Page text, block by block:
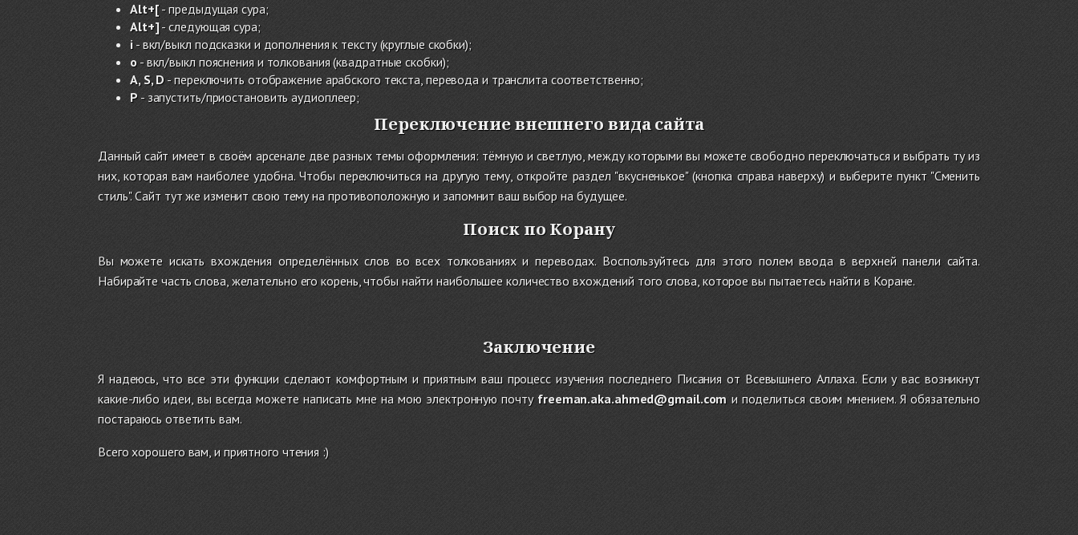
Alt+[- предыдущая сура;
Alt+]- следующая сура;
i- вкл/выкл подсказки и дополнения к тексту (круглые скобки);
o- вкл/выкл пояснения и толкования (квадратные скобки);
A, S, D - переключить отображение арабского текста, перевода и транслита соответственно;
P- запустить/приостановить аудиоплеер;
Переключение внешнего вида сайта
Данный сайт имеет в своём арсенале две разных темы оформления: тёмную и светлую, между которыми вы можете свободно переключаться и выбрать ту из
них, которая вам наиболее удобна. Чтобы переключиться на другую тему, откройте раздел "вкусненькое" (кнопка справа наверху) и выберите пункт "Сменить
стиль". Сайт тут же изменит свою тему на противоположную и запомнит ваш выбор на будущее.
Поиск по Корану
Вы можете искать вхождения определённых слов во всех толкованиях и переводах. Воспользуйтесь для этого полем ввода в верхней панели сайта.
Набирайте часть слова, желательно его корень, чтобы найти наибольшее количество вхождений того слова, которое вы пытаетесь найти в Коране.
Заключение
Я надеюсь, что все эти функции сделают комфортным и приятным ваш процесс изучения последнего Писания от Всевышнего Аллаха. Если у вас возникнут
какие-либо идеи, вы всегда можете написать мне на мою электронную почту freeman.aka.ahmed@gmail.com и поделиться своим мнением. Я обязательно
постараюсь ответить вам.
Всего хорошего вам, и приятного чтения :)